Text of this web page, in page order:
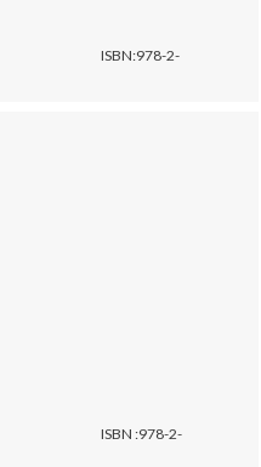
ISBN:978-2-
ISBN :978-2-